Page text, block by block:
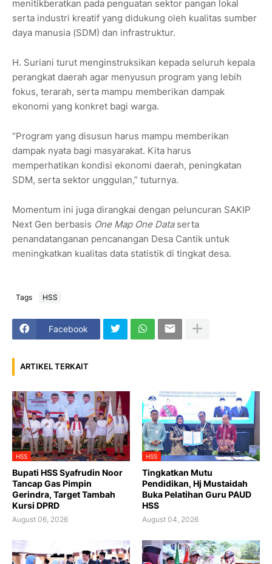
menitikberatkan pada penguatan sektor pangan lokal
serta industri kreatif yang didukung oleh kualitas sumber
daya manusia (SDM) dan infrastruktur.
H. Suriani turut menginstruksikan kepada seluruh kepala
perangkat daerah agar menyusun program yang lebih
fokus, terarah, serta mampu memberikan dampak
ekonomi yang konkret bagi warga.
“Program yang disusun harus mampu memberikan
dampak nyata bagi masyarakat. Kita harus
memperhatikan kondisi ekonomi daerah, peningkatan
SDM, serta sektor unggulan,” tuturnya.
Momentum ini juga dirangkai dengan peluncuran SAKIP
Next Gen berbasis One Map One Dataserta
penandatanganan pencanangan Desa Cantik untuk
meningkatkan kualitas data statistik di tingkat desa.
Tags HSS
Facebook
ARTIKEL TERKAIT
HSS
Bupati HSS Syafrudin Noor
Tancap Gas Pimpin
Gerindra, Target Tambah
Kursi DPRD
August 06, 2026
HSS
Tingkatkan Mutu
Pendidikan, Hj Mustaidah
Buka Pelatihan Guru PAUD
HSS
August 04, 2026